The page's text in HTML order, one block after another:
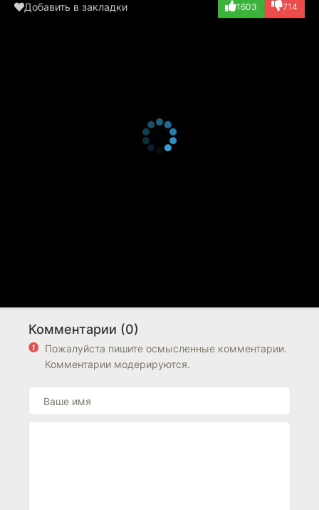
Добавить в закладки 1603 714
Комментарии (0)
Пожалуйста пишите осмысленные комментарии.
Комментарии модерируются.